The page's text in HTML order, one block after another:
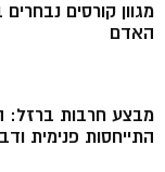
מגוון קורסים
האדם
מבצע חרבות ברזל:
התייחסות פנימית